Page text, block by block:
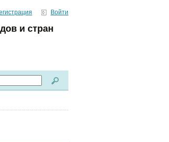
Войти
и стран